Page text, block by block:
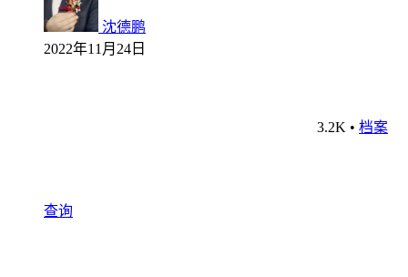
沈德鹏
2022年11月24日
3.2K • 档案
查询